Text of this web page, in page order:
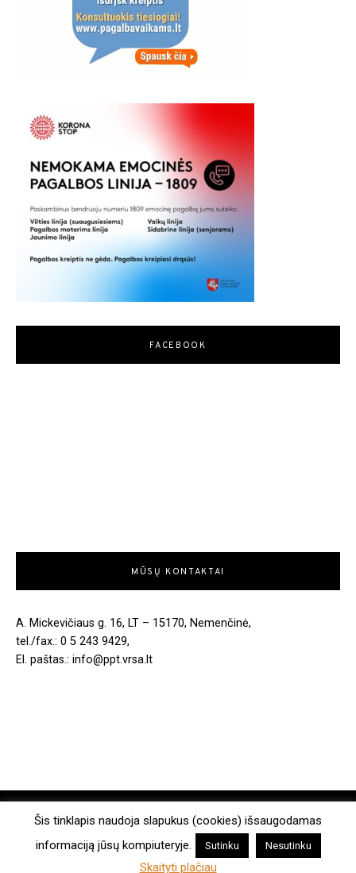
FACEBOOK
MŪSŲ KONTAKTAI
A. Mickevičiaus g. 16, LT – 15170, Nemenčinė,
tel./fax.: 0 5 243 9429,
El. paštas.: info@ppt.vrsa.lt
MADE WITH BY WPLOOK THEMES
Šis tinklapis naudoja slapukus (cookies) išsaugodamas
informaciją jūsų kompiuteryje.
Sutinku Nesutinku
Skaityti plačiau